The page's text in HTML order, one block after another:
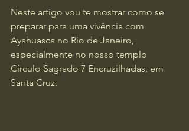
Neste artigo vou te mostrar como se
preparar para uma vivência com
Ayahuasca no Rio de Janeiro,
especialmente no nosso templo
Círculo Sagrado 7 Encruzilhadas, em
Santa Cruz.